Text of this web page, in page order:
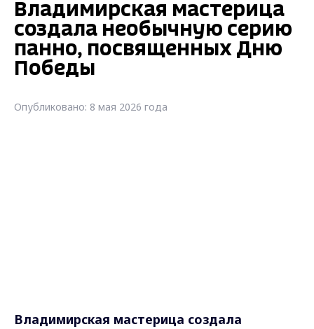
Владимирская мастерица
создала необычную серию
панно, посвященных Дню
Победы
Опубликовано: 8 мая 2026 года
Владимирская мастерица создала